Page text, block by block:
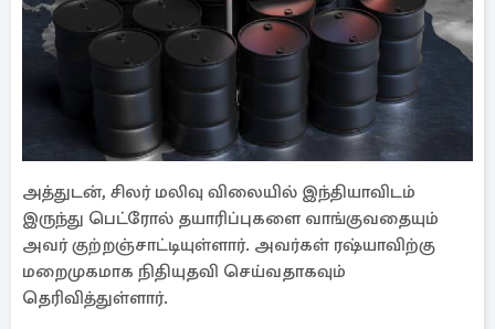
அத்துடன், சிலர் மலிவு விலையில் இந்தியாவிடம்
இருந்து பெட்ரோல் தயாரிப்புகளை வாங்குவதையும்
அவர் குற்றஞ்சாட்டியுள்ளார். அவர்கள் ரஷ்யாவிற்கு
மறைமுகமாக நிதியுதவி செய்வதாகவும்
தெரிவித்துள்ளார்.